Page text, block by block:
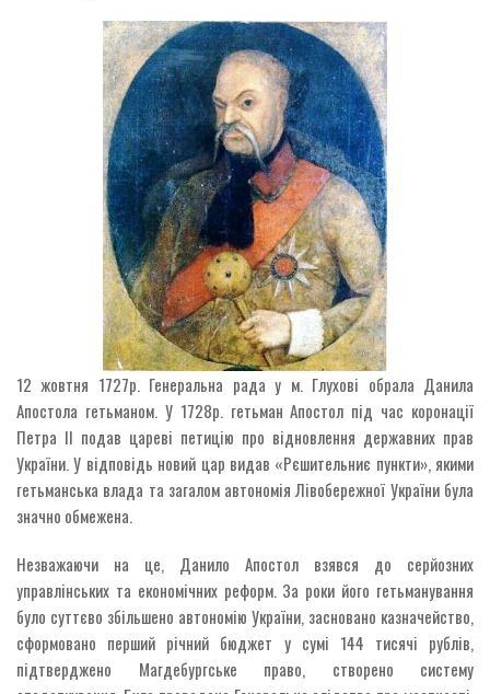
12 жовтня 1727р. Генеральна рада у м. Глухові обрала Данила
Апостола гетьманом. У 1728р. гетьман Апостол під час коронації
Петра II подав цареві петицію про відновлення державних прав
України. У відповідь новий цар видав «Рєшительниє пункти», якими
гетьманська влада та загалом автономія Лівобережної України була
значно обмежена.
Незважаючи на це, Данило Апостол взявся до серйозних
управлінських та економічних реформ. За роки його гетьманування
було суттєво збільшено автономію України, засновано казначейство,
сформовано перший річний бюджет у сумі 144 тисячі рублів,
підтверджено Магдебургське право, створено систему